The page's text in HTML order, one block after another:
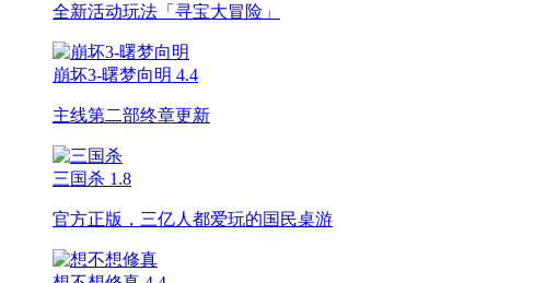
全新活动玩法「寻宝大冒险」
崩坏3-曙梦向明 4.4
主线第二部终章更新
三国杀 1.8
官方正版，三亿人都爱玩的国民桌游